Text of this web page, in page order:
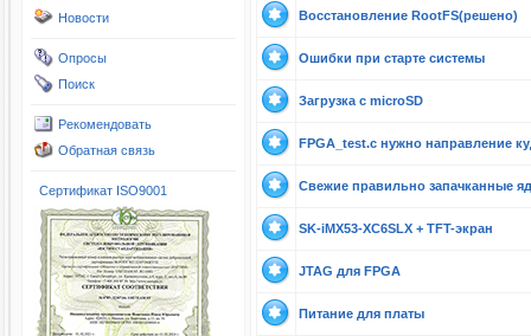
Новости
Опросы
Поиск
Рекомендовать
Обратная связь
Сертификат ISO9001
Восстановление RootFS(решено)
Ошибки при старте системы
Загрузка с microSD
FPGA_test.c нужно направление
Свежие правильно запачканные
SK-iMX53-XC6SLX + TFT-экран
JTAG для FPGA
Питание для платы